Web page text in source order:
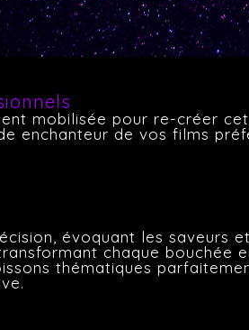
mobilisée pour re-créer
enchanteur de vos films
évoquant les saveurs
chaque bouchée
thématiques